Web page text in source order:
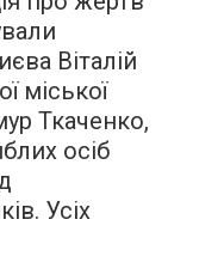
Віталій
міської
Ткаченко,
осіб
Усіх